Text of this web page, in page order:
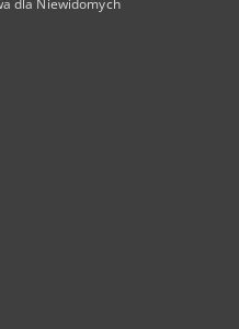
dla Niewidomych